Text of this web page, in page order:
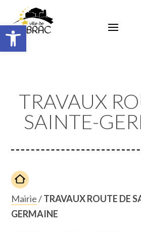
Ouvrir la barre d’outils
TRAVAUX
SAINTE-
Mairie/TRAVAUX ROUTE DE
GERMAINE